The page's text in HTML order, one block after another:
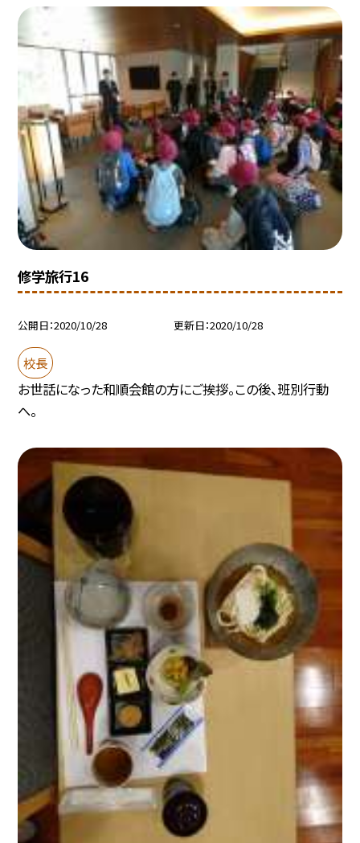
修学旅行16
公開日 2020/10/28 更新日 2020/10/28
校長
お世話になった和順会館の方にご挨拶。この後、班別行動
へ。